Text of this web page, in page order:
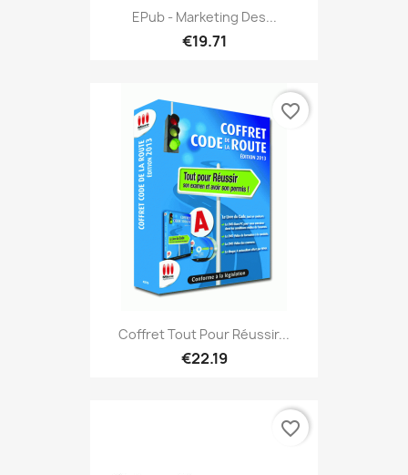
EPub - Marketing Des...
€19.71
Coffret Tout Pour Réussir...
€22.19
favorite_border
favorite_border